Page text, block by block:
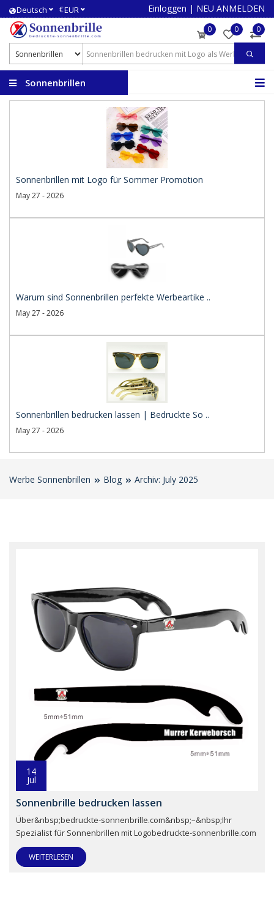
Deutsch €EUR Einloggen | NEU ANMELDEN
0 0 0
Sonnenbrillen
Sonnenbrillen mit Logo für Sommer Promotion
May 27 - 2026
Warum sind Sonnenbrillen perfekte Werbeartike ..
May 27 - 2026
Sonnenbrillen bedrucken lassen | Bedruckte So ..
May 27 - 2026
Werbe Sonnenbrillen Blog Archiv: July 2025
14
Jul
Sonnenbrille bedrucken lassen
Über&nbsp;bedruckte-sonnenbrille.com&nbsp;–&nbsp;Ihr
Spezialist für Sonnenbrillen mit Logobedruckte-sonnenbrille.com
WEITERLESEN